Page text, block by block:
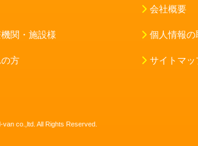
関・施設様
方
会社概要
個人情報の
サイトマッ
van co.,ltd. All Rights Reserved.